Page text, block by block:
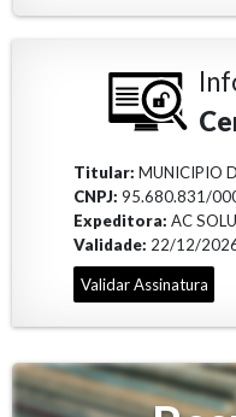
Titular:MUNICIPIO
CNPJ:95.680.831/
Expeditora:AC
Validade: 22/12/
Validar Assinatura